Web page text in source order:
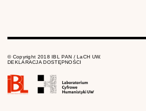
© Copyright 2018 IBL PAN / LaCH UW.
DEKLARACJA DOSTĘPNOŚCI